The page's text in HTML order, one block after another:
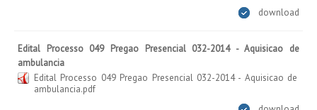
download
Edital Processo 049 Pregao Presencial 032-2014 - Aquisicao de
ambulancia
Edital Processo 049 Pregao Presencial 032-2014 - Aquisicao de
ambulancia.pdf